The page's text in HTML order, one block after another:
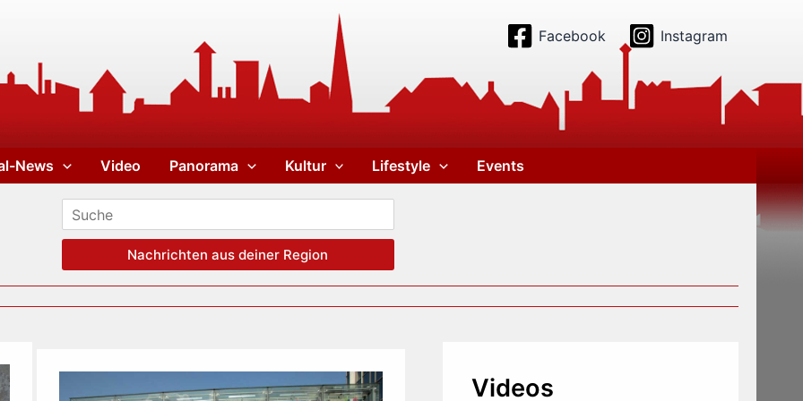
Facebook Instagram
News Video Panorama Kultur Lifestyle Events
Nachrichten aus deiner Region
Videos